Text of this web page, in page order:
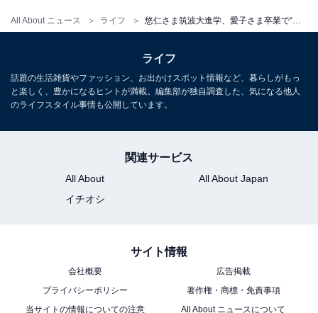
All About ニュース ライフ
ライフ
話題の生活雑貨やファッション、お出かけスポット情報など、暮らしがもっ
と楽しく、豊かになるヒントが満載。編集部が独自調査した、気になる他人
のライフスタイル事情も公開しています。
関連サービス
All About
All About Japan
イチオシ
サイト情報
会社概要
広告掲載
プライバシーポリシー
著作権・商標・免責事項
当サイトの情報についての注意
All About ニュースについて